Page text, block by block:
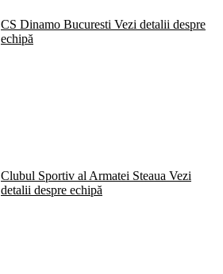
CS Dinamo Bucuresti Vezi detalii despre
echipă
Clubul Sportiv al Armatei Steaua Vezi
detalii despre echipă